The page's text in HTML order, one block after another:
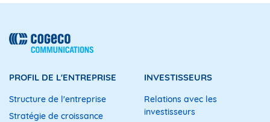
PROFIL DE L'ENTREPRISE
Structure de l'entreprise
Stratégie de croissance
INVESTISSEURS
Relations avec les
investisseurs